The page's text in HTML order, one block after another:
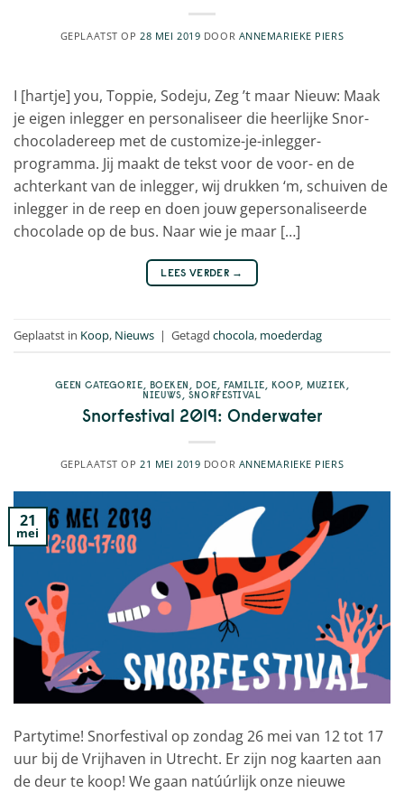
GEPLAATST OP28 MEI 2019 DOOR ANNEMARIEKE PIERS
I [hartje] you, Toppie, Sodeju, Zeg ’t maar Nieuw: Maak
je eigen inlegger en personaliseer die heerlijke Snor-
chocoladereep met de customize-je-inlegger-
programma. Jij maakt de tekst voor de voor- en de
achterkant van de inlegger, wij drukken ‘m, schuiven de
inlegger in de reep en doen jouw gepersonaliseerde
chocolade op de bus. Naar wie je maar […]
LEES VERDER →
Geplaatst in Koop, Nieuws | Getagd chocola, moederdag
GEEN CATEGORIE BOEKEN DOE FAMILIE KOOP MUZIEK
NIEUWS SNORFESTIVAL
Snorfestival 2019: Onderwater
GEPLAATST OP21 MEI 2019 DOOR ANNEMARIEKE PIERS
21
mei
Partytime! Snorfestival op zondag 26 mei van 12 tot 17
uur bij de Vrijhaven in Utrecht. Er zijn nog kaarten aan
de deur te koop! We gaan natúúrlijk onze nieuwe